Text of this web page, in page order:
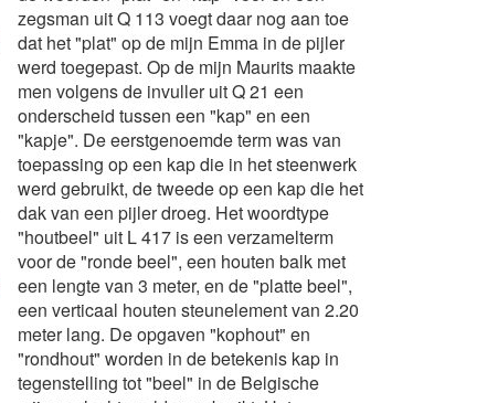
zegsman uit Q 113 voegt daar nog aan toe
dat het "plat" op de mijn Emma in de pijler
werd toegepast. Op de mijn Maurits maakte
men volgens de invuller uit Q 21 een
onderscheid tussen een "kap" en een
"kapje". De eerstgenoemde term was van
toepassing op een kap die in het steenwerk
werd gebruikt, de tweede op een kap die het
dak van een pijler droeg. Het woordtype
"houtbeel" uit L 417 is een verzamelterm
voor de "ronde beel", een houten balk met
een lengte van 3 meter, en de "platte beel",
een verticaal houten steunelement van 2.20
meter lang. De opgaven "kophout" en
"rondhout" worden in de betekenis kap in
tegenstelling tot "beel" in de Belgische